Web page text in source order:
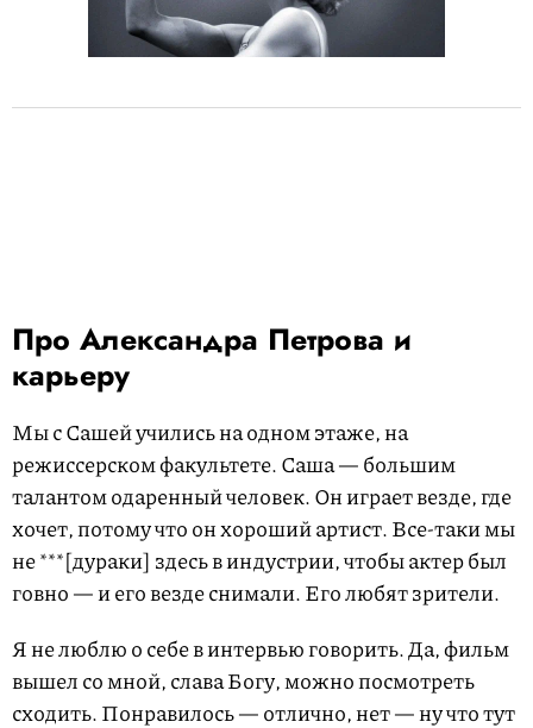
Про Александра Петрова и
карьеру
Мы с Сашей учились на одном этаже, на
режиссерском факультете. Саша — большим
талантом одаренный человек. Он играет везде, где
хочет, потому что он хороший артист. Все-таки мы
не ***[дураки] здесь в индустрии, чтобы актер был
говно — и его везде снимали. Его любят зрители.
Я не люблю о себе в интервью говорить. Да, фильм
вышел со мной, слава Богу, можно посмотреть
сходить. Понравилось — отлично, нет — ну что тут